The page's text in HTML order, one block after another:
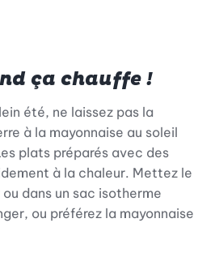
ça chauffe !
été, ne laissez pas la
à la mayonnaise au soleil
plats préparés avec des
à la chaleur. Mettez le
dans un sac isotherme
ou préférez la mayonnaise